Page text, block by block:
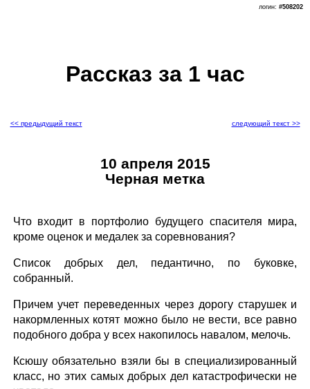
Рассказ за 1 час
логин: #508202
<< предыдущий текст следующий текст >>
10 апреля 2015
Черная метка
Что входит в портфолио будущего спасителя мира,
кроме оценок и медалек за соревнования?
Список добрых дел, педантично, по буковке,
собранный.
Причем учет переведенных через дорогу старушек и
накормленных котят можно было не вести, все равно
подобного добра у всех накопилось навалом, мелочь.
Ксюшу обязательно взяли бы в специализированный
класс, но этих самых добрых дел катастрофически не